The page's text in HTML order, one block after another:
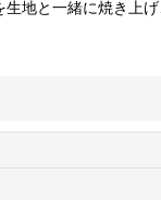
地と一緒に焼き上